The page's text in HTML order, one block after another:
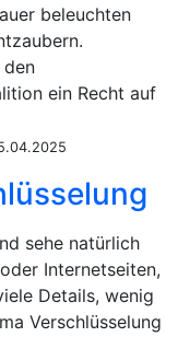
beleuchten
ein Recht auf
sehe natürlich
Internetseiten,
Details, wenig
Verschlüsselung